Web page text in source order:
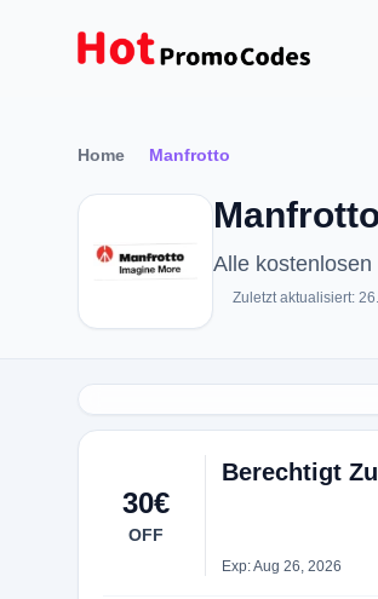
Home Manfrotto
Alle
Zuletzt aktualisiert:
30€
OFF
Berechtigt
Exp: Aug 26, 2026